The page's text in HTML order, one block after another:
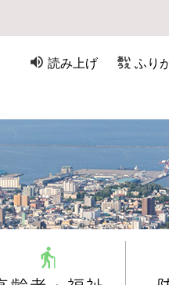
読み上げ ふり